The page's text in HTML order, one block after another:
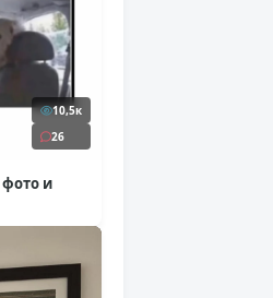
10,5к
26
и